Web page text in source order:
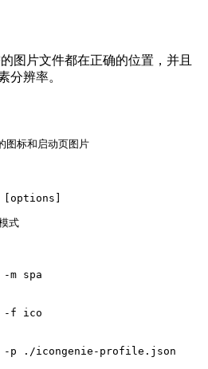
图片文件都在正确的位置，并且
分辨率。
标和启动页图片
式
-m spa
-f ico
p ./icongenie-profile.json